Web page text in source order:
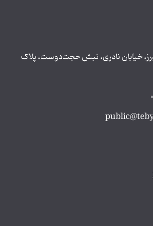
خیابان نادری، نبش حجت‌دوست، پلاک